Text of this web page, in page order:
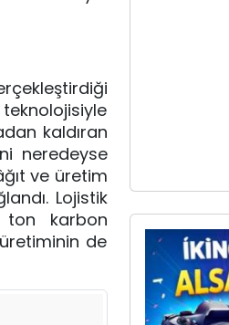
kaldıran
neredeyse
ve üretim
Lojistik
ton karbon
de